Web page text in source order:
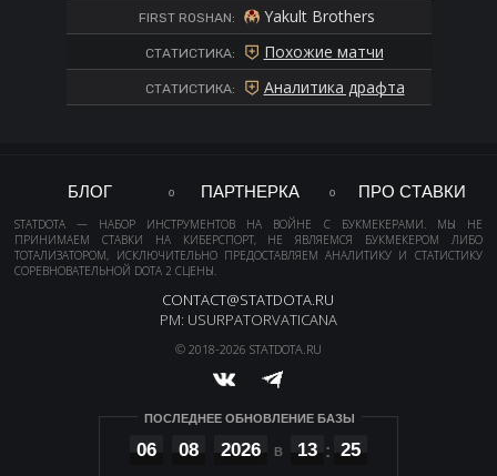
FIRST ROSHAN: Yakult Brothers
СТАТИСТИКА: Похожие матчи
СТАТИСТИКА: Аналитика драфта
БЛОГ ПАРТНЕРКА ПРО СТАВКИ
STATDOTA — НАБОР ИНСТРУМЕНТОВ НА ВОЙНЕ С БУКМЕКЕРАМИ. МЫ НЕ
ПРИНИМАЕМ СТАВКИ НА КИБЕРСПОРТ, НЕ ЯВЛЯЕМСЯ БУКМЕКЕРОМ ЛИБО
ТОТАЛИЗАТОРОМ, ИСКЛЮЧИТЕЛЬНО ПРЕДОСТАВЛЯЕМ АНАЛИТИКУ И СТАТИСТИКУ
СОРЕВНОВАТЕЛЬНОЙ DOTA 2 СЦЕНЫ.
CONTACT@STATDOTA.RU
PM: USURPATORVATICANA
© 2018-2026 STATDOTA.RU
ПОСЛЕДНЕЕ ОБНОВЛЕНИЕ БАЗЫ
06 08 2026 13 25